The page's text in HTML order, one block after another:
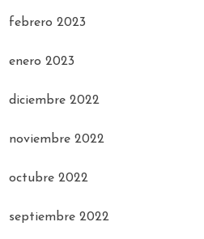
febrero 2023
enero 2023
diciembre 2022
noviembre 2022
octubre 2022
septiembre 2022